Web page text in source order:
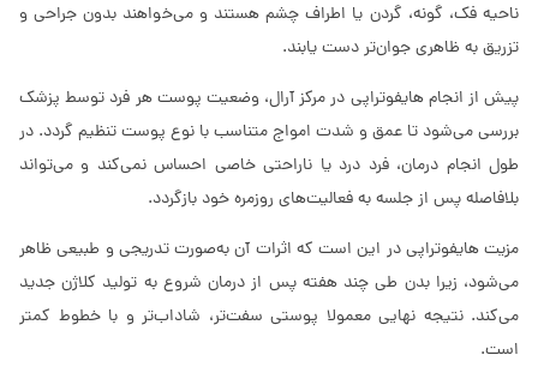
ناحیه فک، گونه، گردن یا اطراف چشم هستند و می‌خواهند بدون جراحی و
تزریق به ظاهری جوان‌تر دست یابند.
پیش از انجام هایفوتراپی در مرکز آرال، وضعیت پوست هر فرد توسط پزشک
بررسی می‌شود تا عمق و شدت امواج متناسب با نوع پوست تنظیم گردد. در
طول انجام درمان، فرد درد یا ناراحتی خاصی احساس نمی‌کند و می‌تواند
بلافاصله پس از جلسه به فعالیت‌های روزمره خود بازگردد.
مزیت هایفوتراپی در این است که اثرات آن به‌صورت تدریجی و طبیعی ظاهر
می‌شود، زیرا بدن طی چند هفته پس از درمان شروع به تولید کلاژن جدید
می‌کند. نتیجه نهایی معمولا پوستی سفت‌تر، شاداب‌تر و با خطوط کمتر
است.